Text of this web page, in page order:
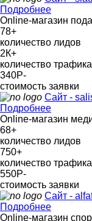
Подробнее
Online-магазин
78+
количество лидов
2К+
количество трафика
340Р-
стоимость заявки
Сайт -
Подробнее
Online-магазин
68+
количество лидов
750+
количество трафика
550Р-
стоимость заявки
Сайт -
Подробнее
Online-магазин